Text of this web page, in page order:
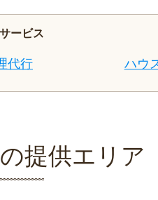
ービス
代行 ハウ
提供エリア